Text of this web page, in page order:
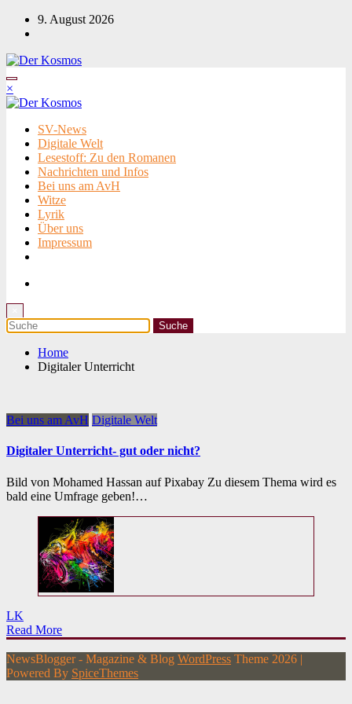
Zum
Inhalt
9. August 2026
×
SV-News
Digitale Welt
Lesestoff: Zu den Romanen
Nachrichten und Infos
Bei uns am AvH
Witze
Lyrik
Über uns
Impressum
Home
Digitaler Unterricht
Bei uns am AvH Digitale Welt
Digitaler Unterricht- gut oder nicht?
Bild von Mohamed Hassan auf Pixabay Zu diesem Thema wird es
bald eine Umfrage geben!…
LK
Read More
NewsBlogger - Magazine & Blog WordPress Theme 2026 |
Powered By SpiceThemes